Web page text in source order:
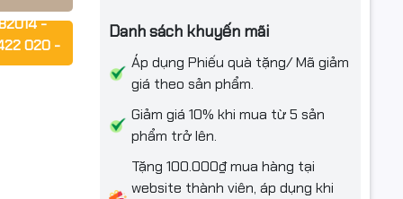
-
020 -
Danh sách khuyến mãi
Áp dụng Phiếu quà tặng/ Mã giảm
giá theo sản phẩm.
Giảm giá 10% khi mua từ 5 sản
phẩm trở lên.
Tặng 100.000₫ mua hàng tại
website thành viên, áp dụng khi
hình ảnh
và tích
văn